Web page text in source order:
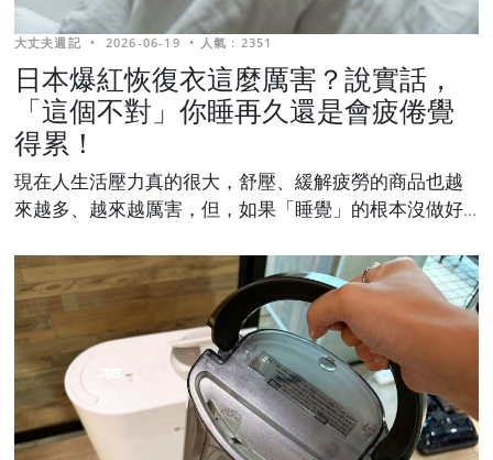
大丈夫週記 • 2026-06-19 • 人氣 : 2351
日本爆紅恢復衣這麼厲害？說實話，
「這個不對」你睡再久還是會疲倦覺
得累！
現在人生活壓力真的很大，舒壓、緩解疲勞的商品也越
來越多、越來越厲害，但，如果「睡覺」的根本沒做好...